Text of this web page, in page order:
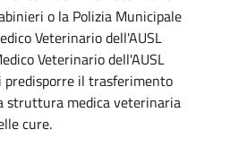
o la Polizia Municipale
Veterinario dell'AUSL
Veterinario dell'AUSL
il trasferimento
struttura medica veterinaria
cure.